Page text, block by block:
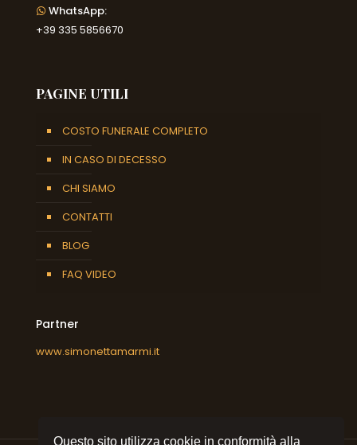
Questo sito utilizza cookie in conformità alla
WhatsApp:
+39 335 5856670
PAGINE UTILI
COSTO FUNERALE COMPLETO
IN CASO DI DECESSO
CHI SIAMO
CONTATTI
BLOG
FAQ VIDEO
Partner
www.simonettamarmi.it